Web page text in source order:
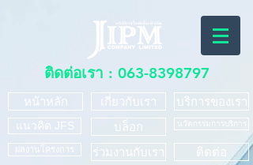
ติดต่อเรา : 063-8398797
หน้าหลัก
แนวคิด JFS
ผลงานโครงการ
เกี่ยวกับเรา
บล็อก
ร่วมงานกับเรา
บริการของเรา
นวัตกรรมการบริการ
ติดต่อ